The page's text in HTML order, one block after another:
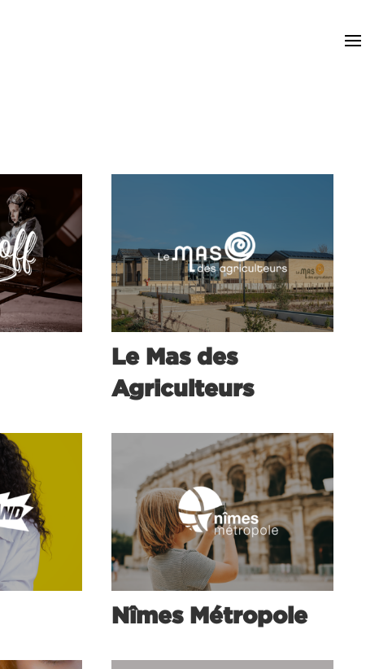
Le Mas des
Agriculteurs
Nîmes Métropole